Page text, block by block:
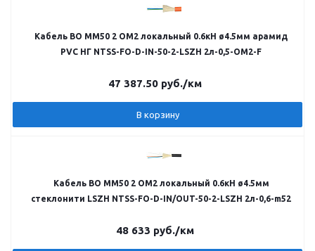
Кабель ВО MM50 2 OM2 локальный 0.6кН ø4.5мм арамид
PVC НГ NTSS-FO-D-IN-50-2-LSZH 2л-0,5-OM2-F
47 387.50 руб./км
В корзину
Кабель ВО MM50 2 OM2 локальный 0.6кН ø4.5мм
стеклонити LSZH NTSS-FO-D-IN/OUT-50-2-LSZH 2л-0,6-m52
48 633 руб./км